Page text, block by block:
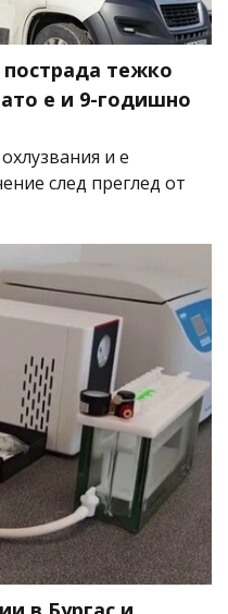
пострада тежко
е и 9-годишно
и е
след преглед от